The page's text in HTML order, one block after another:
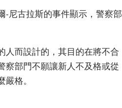
-尼古拉斯的事件顯示，警察部
人而設計的，其目的在將不合
察部門不願讓新人不及格或從
格。